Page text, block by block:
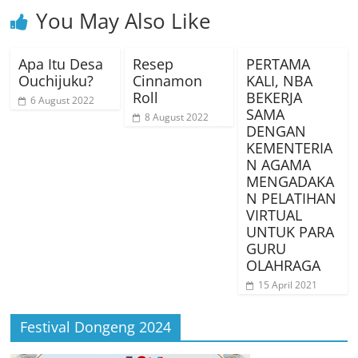
You May Also Like
Apa Itu Desa
Ouchijuku?
6 August 2022
Resep
Cinnamon
Roll
8 August 2022
PERTAMA
KALI, NBA
BEKERJA
SAMA
DENGAN
KEMENTERIA
N AGAMA
MENGADAKA
N PELATIHAN
VIRTUAL
UNTUK PARA
GURU
OLAHRAGA
15 April 2021
Festival Dongeng 2024